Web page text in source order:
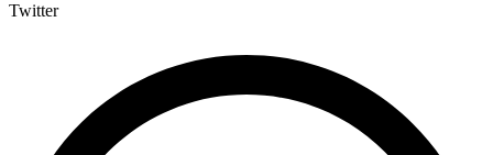
Twitter